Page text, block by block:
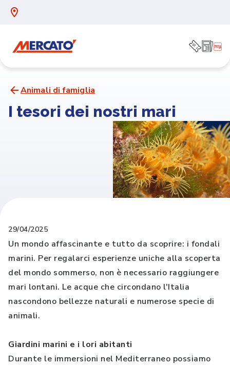
Animali di famiglia
I tesori dei nostri mari
29/04/2025
Un mondo affascinante e tutto da scoprire: i fondali
marini. Per regalarci esperienze uniche alla scoperta
del mondo sommerso, non è necessario raggiungere
mari lontani. Le acque che circondano l'Italia
nascondono bellezze naturali e numerose specie di
animali.
Giardini marini e i lori abitanti
Durante le immersioni nel Mediterraneo possiamo